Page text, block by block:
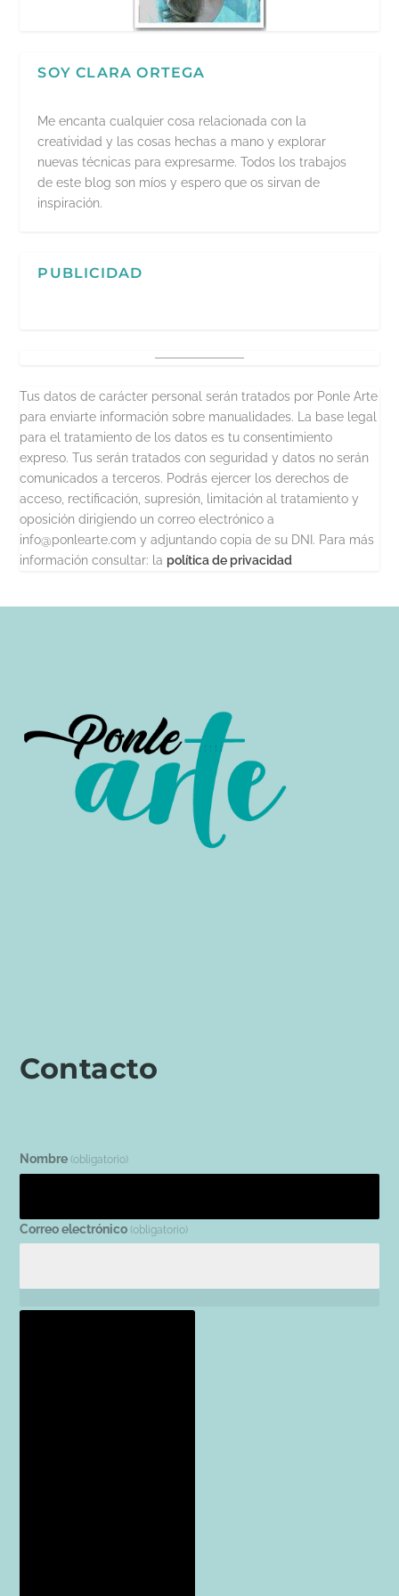
SOY CLARA ORTEGA
Me encanta cualquier cosa relacionada con la
creatividad y las cosas hechas a mano y explorar
nuevas técnicas para expresarme. Todos los trabajos
de este blog son míos y espero que os sirvan de
inspiración.
PUBLICIDAD
Tus datos de carácter personal serán tratados por Ponle Arte
para enviarte información sobre manualidades. La base legal
para el tratamiento de los datos es tu consentimiento
expreso. Tus serán tratados con seguridad y datos no serán
comunicados a terceros. Podrás ejercer los derechos de
acceso, rectificación, supresión, limitación al tratamiento y
oposición dirigiendo un correo electrónico a
info@ponlearte.com y adjuntando copia de su DNI. Para más
información consultar: la política de privacidad
Contacto
Nombre (obligatorio)
Correo electrónico (obligatorio)